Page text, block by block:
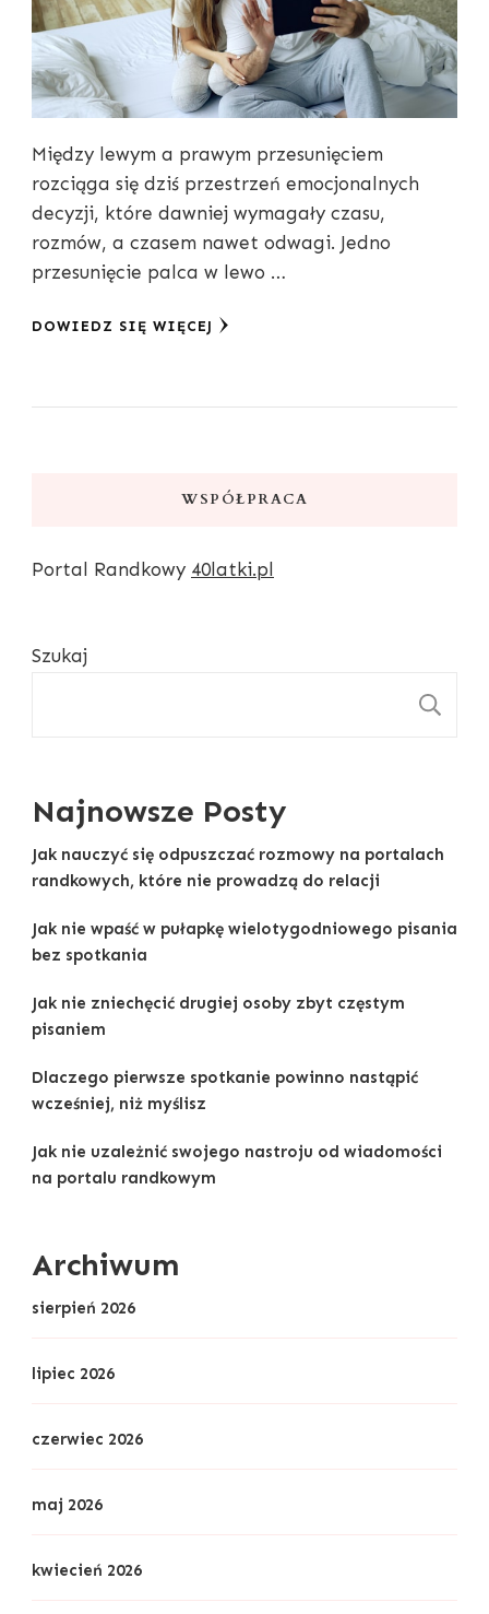
Między lewym a prawym przesunięciem
rozciąga się dziś przestrzeń emocjonalnych
decyzji, które dawniej wymagały czasu,
rozmów, a czasem nawet odwagi. Jedno
przesunięcie palca w lewo …
DOWIEDZ SIĘ WIĘCEJ
WSPÓŁPRACA
Portal Randkowy 40latki.pl
Szukaj
Najnowsze Posty
Jak nauczyć się odpuszczać rozmowy na portalach
randkowych, które nie prowadzą do relacji
Jak nie wpaść w pułapkę wielotygodniowego pisania
bez spotkania
Jak nie zniechęcić drugiej osoby zbyt częstym
pisaniem
Dlaczego pierwsze spotkanie powinno nastąpić
wcześniej, niż myślisz
Jak nie uzależnić swojego nastroju od wiadomości
na portalu randkowym
Archiwum
sierpień 2026
lipiec 2026
czerwiec 2026
maj 2026
kwiecień 2026